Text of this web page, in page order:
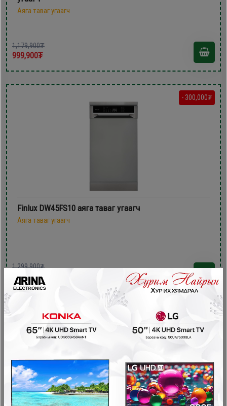
Аяга таваг угаагч
1,179,900₮
999,900₮
- 300,000₮
Finlux DW45FS10 аяга таваг угаагч
Аяга таваг угаагч
1,299,900₮
999,900₮